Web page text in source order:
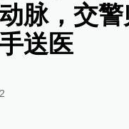
脉，交
送医